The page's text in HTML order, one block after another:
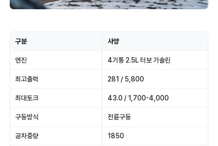
구분 사양
엔진 4기통 2.5L 터보 가솔린
최고출력 281 / 5,800
최대토크 43.0 / 1,700-4,000
구동방식 전륜구동
공차중량 1850